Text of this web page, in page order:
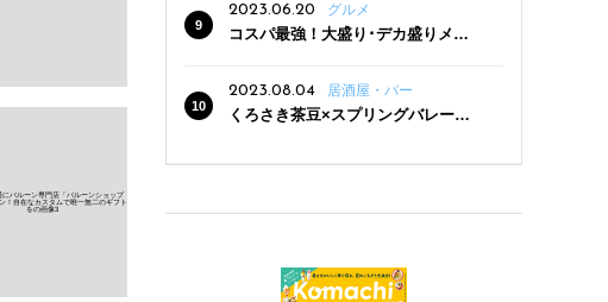
2023.06.20
グルメ
コスパ最強！大盛り･デカ盛りメニ
2023.08.04
居酒屋・バー
くろさき茶豆×スプリングバレー豊